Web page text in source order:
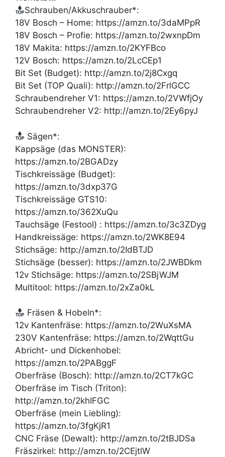
Schrauben/Akkuschrauber*:
18V Bosch – Home: https://amzn.to/3daMPpR
18V Bosch – Profie: https://amzn.to/2wxnpDm
18V Makita: https://amzn.to/2KYFBco
12V Bosch: https://amzn.to/2LcCEp1
Bit Set (Budget): http://amzn.to/2j8Cxgq
Bit Set (TOP Quali): http://amzn.to/2FrlGCC
Schraubendreher V1: https://amzn.to/2VWfjOy
Schraubendreher V2: http://amzn.to/2Ey6pyJ
Sägen*:
Kappsäge (das MONSTER):
https://amzn.to/2BGADzy
Tischkreissäge (Budget):
https://amzn.to/3dxp37G
Tischkreissäge GTS10:
https://amzn.to/362XuQu
Tauchsäge (Festool) : https://amzn.to/3c3ZDyg
Handkreissäge: https://amzn.to/2WK8E94
Stichsäge: http://amzn.to/2IdBTJD
Stichsäge (besser): https://amzn.to/2JWBDkm
12v Stichsäge: https://amzn.to/2SBjWJM
Multitool: https://amzn.to/2xZa0kL
Fräsen & Hobeln*:
12v Kantenfräse: https://amzn.to/2WuXsMA
230V Kantenfräse: https://amzn.to/2WqttGu
Abricht- und Dickenhobel:
https://amzn.to/2PABggF
Oberfräse (Bosch): http://amzn.to/2CT7kGC
Oberfräse im Tisch (Triton):
http://amzn.to/2khIFGC
Oberfräse (mein Liebling):
https://amzn.to/3fgKjR1
CNC Fräse (Dewalt): http://amzn.to/2tBJDSa
Fräszirkel: http://amzn.to/2CEjtlW